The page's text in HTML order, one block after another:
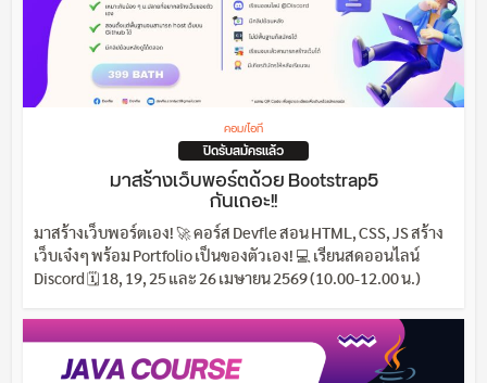
คอม/ไอที
ปิดรับสมัครแล้ว
มาสร้างเว็บพอร์ตด้วย Bootstrap5
กันเถอะ!!
มาสร้างเว็บพอร์ตเอง! 🚀 คอร์ส Devfle สอน HTML, CSS, JS สร้าง
เว็บเจ๋งๆ พร้อม Portfolio เป็นของตัวเอง! 💻 เรียนสดออนไลน์
Discord 🗓️ 18, 19, 25 และ 26 เมษายน 2569 (10.00-12.00 น.)